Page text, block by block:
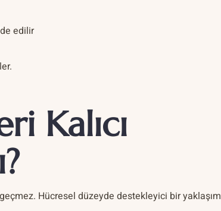
edilir
Kalıcı
Hücresel düzeyde destekleyici bir yaklaşım